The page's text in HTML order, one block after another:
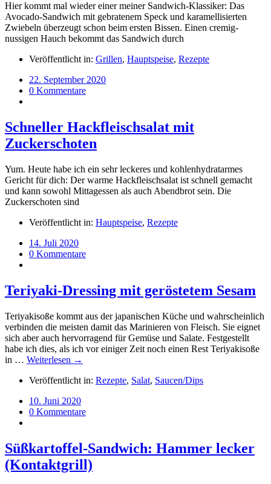
Hier kommt mal wieder einer meiner Sandwich-Klassiker: Das
Avocado-Sandwich mit gebratenem Speck und karamellisierten
Zwiebeln überzeugt schon beim ersten Bissen. Einen cremig-
nussigen Hauch bekommt das Sandwich durch
Veröffentlicht in: Grillen, Hauptspeise, Rezepte
22. September 2020
0 Kommentare
Schneller Hackfleischsalat mit
Zuckerschoten
Yum. Heute habe ich ein sehr leckeres und kohlenhydratarmes
Gericht für dich: Der warme Hackfleischsalat ist schnell gemacht
und kann sowohl Mittagessen als auch Abendbrot sein. Die
Zuckerschoten sind
Veröffentlicht in: Hauptspeise, Rezepte
14. Juli 2020
0 Kommentare
Teriyaki-Dressing mit geröstetem Sesam
Teriyakisoße kommt aus der japanischen Küche und wahrscheinlich
verbinden die meisten damit das Marinieren von Fleisch. Sie eignet
sich aber auch hervorragend für Gemüse und Salate. Festgestellt
habe ich dies, als ich vor einiger Zeit noch einen Rest Teriyakisoße
in … Weiterlesen →
Veröffentlicht in: Rezepte, Salat, Saucen/Dips
10. Juni 2020
0 Kommentare
Süßkartoffel-Sandwich: Hammer lecker
(Kontaktgrill)